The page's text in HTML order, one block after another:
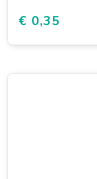
€ 0,35